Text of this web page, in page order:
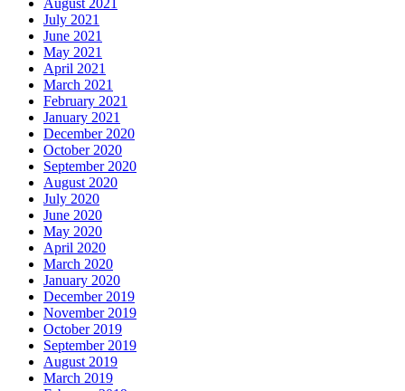
July 2021
June 2021
May 2021
April 2021
March 2021
February 2021
January 2021
December 2020
October 2020
September 2020
August 2020
July 2020
June 2020
May 2020
April 2020
March 2020
January 2020
December 2019
November 2019
October 2019
September 2019
August 2019
March 2019